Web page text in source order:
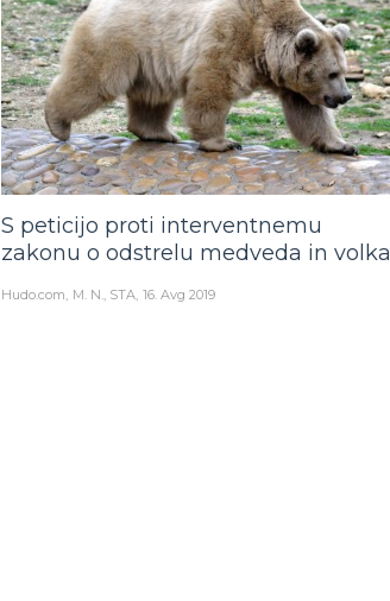
S peticijo proti interventnemu
zakonu o odstrelu medveda in volka
Hudo.com M. N., STA 16. Avg 2019